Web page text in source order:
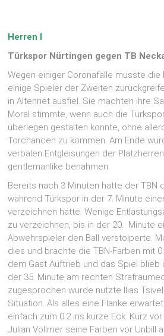
Herren I
Türkspor Nürtingen gegen TB
Wegen einiger Coronafälle musste die
einige Spieler der Zweiten
in Altenriet ausfiel. Sie machten ihre
Moral stimmte, wenn auch die
überlegen gestalten konnte, ohne
Torchancen zu kommen. Am Ende
verbalen Entgleisungen der
gentlemanlike benahmen.
Bereits nach 3 Minuten hatte der TBN
während Türkspor in der 7. Minute
verzeichnen hatte. Wenige
zu verzeichnen, bis in der 20. Minute
Abwehrspieler den Ball verstolperte.
dies und brachte die TBN-Farben mit
dem Gast Auftrieb und das Spiel blieb
der 35. Minute am rechten
zugesprochen wurde nutzte Ilias
Situation. Als alles eine Flanke
einfach zum 0:2 ins kurze Eck. Kurz
Julian Vollmer seine Farben vor Unbill